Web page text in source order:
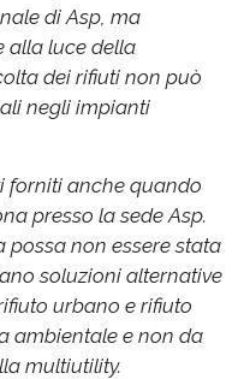
di Asp, ma
alla luce della
dei rifiuti non può
negli impianti
forniti anche quando
presso la sede Asp.
non essere stata
soluzioni alternative
urbano e rifiuto
ambientale e non da
multiutility.